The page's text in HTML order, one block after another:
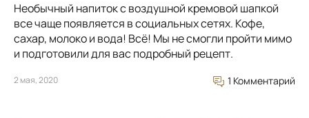
Необычный напиток с воздушной кремовой шапкой
все чаще появляется в социальных сетях. Кофе,
сахар, молоко и вода! Всё! Мы не смогли пройти мимо
и подготовили для вас подробный рецепт.
2 мая, 2020 1 Комментарий